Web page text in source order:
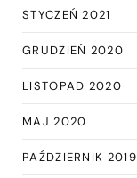
STYCZEŃ 2021
GRUDZIEŃ 2020
LISTOPAD 2020
MAJ 2020
PAŹDZIERNIK 2019